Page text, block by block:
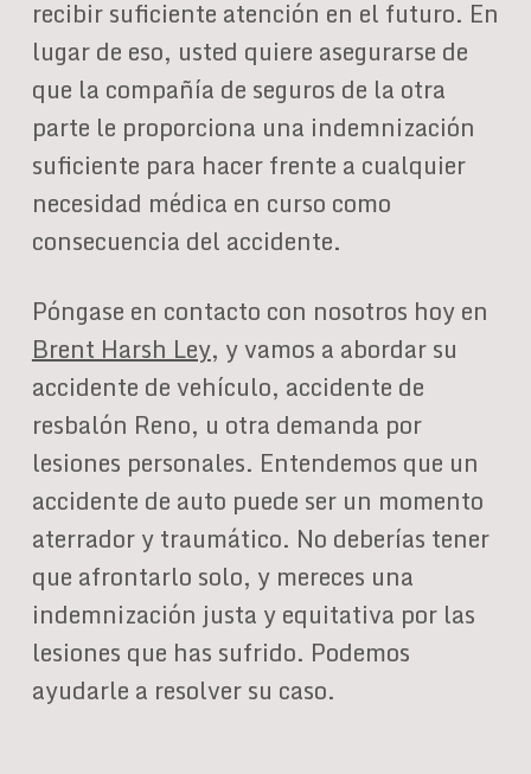
recibir suficiente atención en el futuro. En
lugar de eso, usted quiere asegurarse de
que la compañía de seguros de la otra
parte le proporciona una indemnización
suficiente para hacer frente a cualquier
necesidad médica en curso como
consecuencia del accidente.
Póngase en contacto con nosotros hoy en
Brent Harsh Ley, y vamos a abordar su
accidente de vehículo, accidente de
resbalón Reno, u otra demanda por
lesiones personales. Entendemos que un
accidente de auto puede ser un momento
aterrador y traumático. No deberías tener
que afrontarlo solo, y mereces una
indemnización justa y equitativa por las
lesiones que has sufrido. Podemos
ayudarle a resolver su caso.